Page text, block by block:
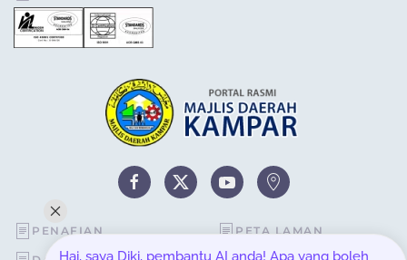
PENAFIAN PETA LAMAN
Hai, saya Diki, pembantu AI anda! Apa yang boleh